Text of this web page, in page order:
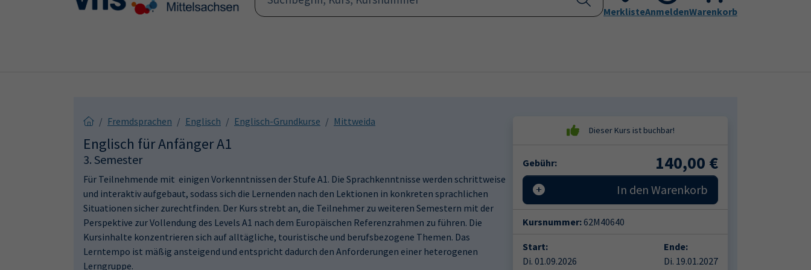
Skip to main content
Skip to page footer
Submenu for "Programm"Submenu for "Kontakt"
Aktuelles Leichte Sprache
MerklisteAnmeldenWarenkorb
Fremdsprachen Englisch Englisch-Grundkurse Mittweida
Englisch für Anfänger A1
3. Semester
Für Teilnehmende mit einigen Vorkenntnissen der Stufe A1. Die Sprachkenntnisse werden schrittweise
und interaktiv aufgebaut, sodass sich die Lernenden nach den Lektionen in konkreten sprachlichen
Situationen sicher zurechtfinden. Der Kurs strebt an, die Teilnehmer zu weiteren Semestern mit der
Perspektive zur Vollendung des Levels A1 nach dem Europäischen Referenzrahmen zu führen. Die
Kursinhalte konzentrieren sich auf alltägliche, touristische und berufsbezogene Themen. Das
Lerntempo ist mäßig ansteigend und entspricht dadurch den Anforderungen einer heterogenen
Lerngruppe.
Gebühr: 140,00 €
In den Warenkorb
Kursnummer:62M40640
Start:
Di. 01.09.2026
Ende:
Di. 19.01.2027